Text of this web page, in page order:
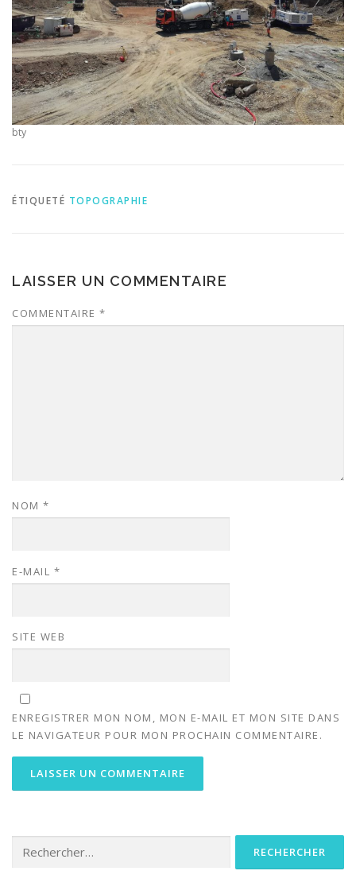
bty
ÉTIQUETÉ TOPOGRAPHIE
LAISSER UN COMMENTAIRE
COMMENTAIRE *
NOM *
E-MAIL *
SITE WEB
ENREGISTRER MON NOM, MON E-MAIL ET MON SITE DANS
LE NAVIGATEUR POUR MON PROCHAIN COMMENTAIRE.